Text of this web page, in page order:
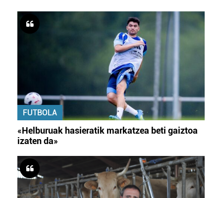
FUTBOLA
«Helburuak hasieratik markatzea beti gaiztoa
izaten da»